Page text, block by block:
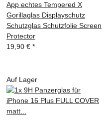
App echtes Tempered X
Gorillaglas Displayschutz
Schutzglas Schutzfolie Screen
Protector
19,90 € *
Auf Lager